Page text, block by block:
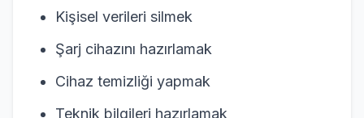
Kişisel verileri silmek
Şarj cihazını hazırlamak
Cihaz temizliği yapmak
Teknik bilgileri hazırlamak